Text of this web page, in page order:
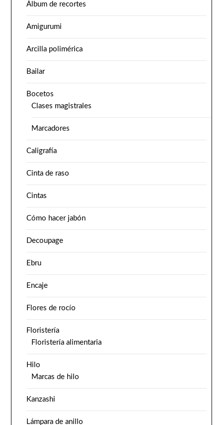
Álbum de recortes
Amigurumi
Arcilla polimérica
Bailar
Bocetos
Clases magistrales
Marcadores
Caligrafía
Cinta de raso
Cintas
Cómo hacer jabón
Decoupage
Ebru
Encaje
Flores de rocío
Floristería
Floristería alimentaria
Hilo
Marcas de hilo
Kanzashi
Lámpara de anillo